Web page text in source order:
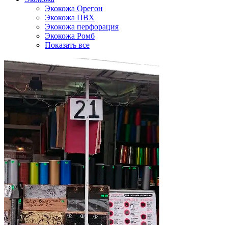
Экокожа Орегон
Экокожа ПВХ
Экокожа перфорация
Экокожа Ромб
Показать все